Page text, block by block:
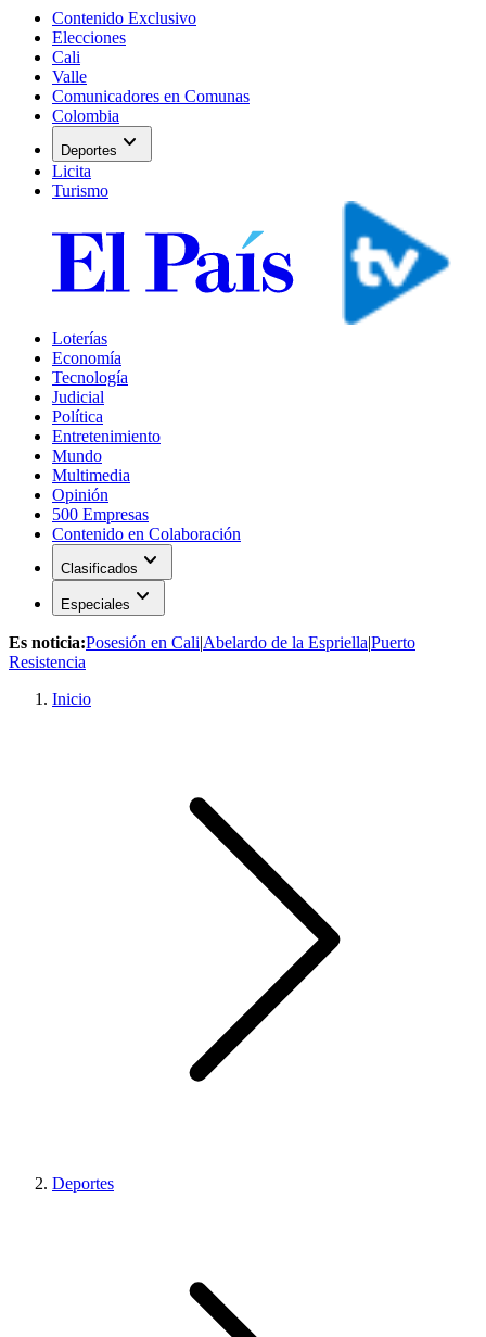
Contenido Exclusivo
Elecciones
Cali
Valle
Comunicadores en Comunas
Colombia
Deportes expand_more
Licita
Turismo
Loterías
Economía
Tecnología
Judicial
Política
Entretenimiento
Mundo
Multimedia
Opinión
500 Empresas
Contenido en Colaboración
Clasificados expand_more
Especiales expand_more
Es noticia:Posesión en Cali|Abelardo de la Espriella|Puerto
Resistencia
Inicio
Deportes